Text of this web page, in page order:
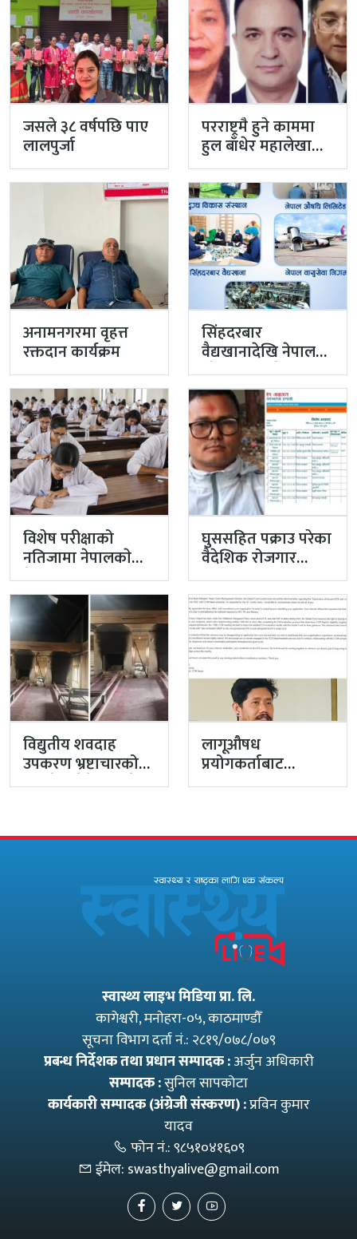
जसले ३८ वर्षपछि पाए
लालपुर्जा
परराष्ट्रमै हुने काममा
हुल बाँधेर महालेखा
नियन्त्रक कार्यालयको
टोली मिसन…
अनामनगरमा वृहत्त
रक्तदान कार्यक्रम
सिंहदरबार
वैद्यखानादेखि नेपाल
औषधि लिमिटेडसम्म
प्रधानमन्त्रीको
प्राथमिकतामा
विशेष परीक्षाको
नतिजामा नेपालकाे
मेडिकल शिक्षाको
गुणस्तर अब्बल
घुससहित पक्राउ परेका
वैदेशिक रोजगार
विभागका नासु मस्राङ्गी
भ्रष्टाचारी ठहर
विद्युतीय शवदाह
उपकरण भ्रष्टाचारको
मुद्दा हेर्दा हेर्दैमा राखेर
लागूऔषध
प्रयोगकर्ताबाट
सीसीएम उपाध्यक्ष
अध्यक्ष…
स्वास्थ्य लाइभ मिडिया प्रा. लि.
कागेश्वरी, मनाेहरा-०५, काठमाण्डौँ
सूचना विभाग दर्ता नं.: २८१९/०७८/०७९
प्रबन्ध निर्देशक तथा प्रधान सम्पादक :अर्जुन अधिकारी
सम्पादक :सुनिल सापकोटा
कार्यकारी सम्पादक (अंग्रेजी संस्करण) :प्रविन कुमार
यादव
फोन नं.:९८५१०४१६०९
ईमेल: swasthyalive@gmail.com